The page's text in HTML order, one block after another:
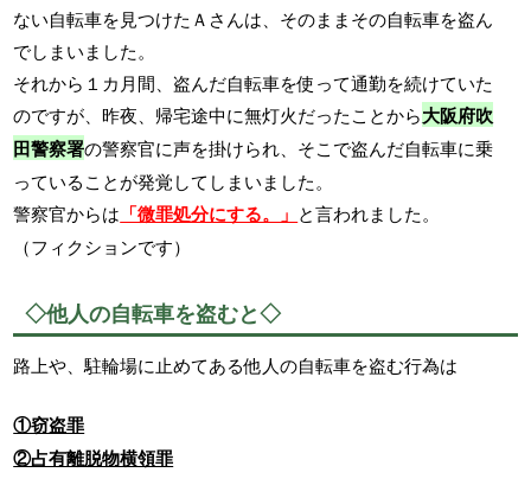
ない自転車を見つけたＡさんは、そのままその自転車を盗ん
でしまいました。
それから１カ月間、盗んだ自転車を使って通勤を続けていた
のですが、昨夜、帰宅途中に無灯火だったことから大阪府吹
田警察署の警察官に声を掛けられ、そこで盗んだ自転車に乗
っていることが発覚してしまいました。
警察官からは 「微罪処分にする。」 と言われました。
（フィクションです）
◇他人の自転車を盗むと◇
路上や、駐輪場に止めてある他人の自転車を盗む行為は
①窃盗罪
②占有離脱物横領罪